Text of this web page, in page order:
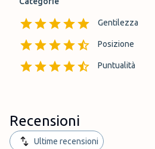
Gentilezza
Posizione
Puntualità
Recensioni
Ultime recensioni